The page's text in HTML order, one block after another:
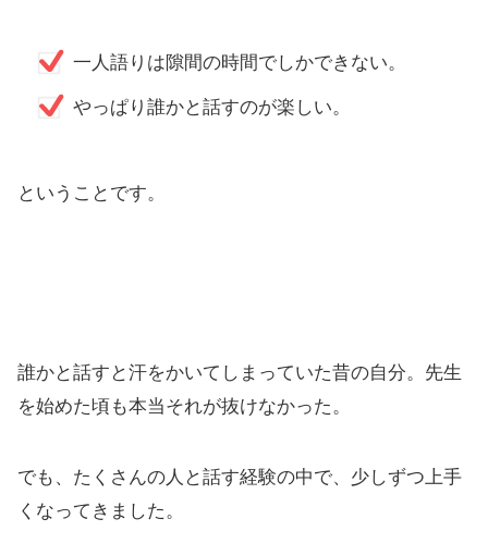
一人語りは隙間の時間でしかできない。
やっぱり誰かと話すのが楽しい。
ということです。
誰かと話すと汗をかいてしまっていた昔の自分。先生
を始めた頃も本当それが抜けなかった。
でも、たくさんの人と話す経験の中で、少しずつ上手
くなってきました。